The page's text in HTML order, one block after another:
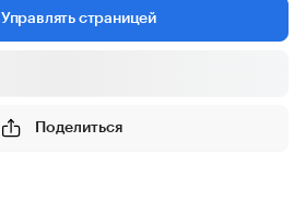
Управлять страницей
Поделиться